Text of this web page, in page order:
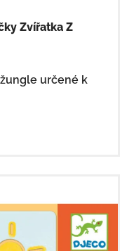
Zvířatka Z
určené k